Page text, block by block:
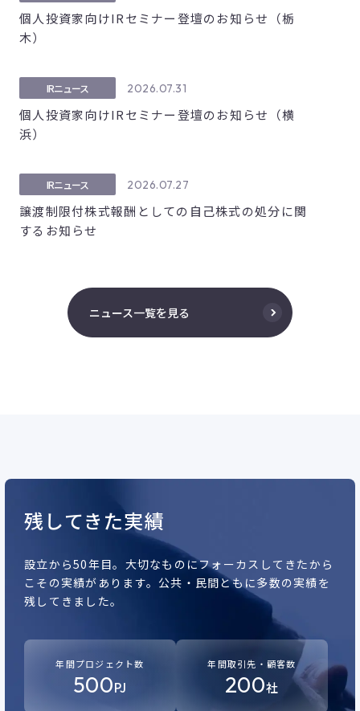
個人投資家向けIRセミナー登壇のお知らせ（栃
木）
2026.07.31
IRニュース
個人投資家向けIRセミナー登壇のお知らせ（横
浜）
2026.07.27
IRニュース
譲渡制限付株式報酬としての自己株式の処分に関
するお知らせ
ニュース一覧を見る
残してきた実績
設立から50年目。 大切なものにフォーカスしてきたから
こその実績があります。 公共・民間ともに多数の実績を
残してきました。
年間プロジェクト数
500PJ
年間取引先・顧客数
200社